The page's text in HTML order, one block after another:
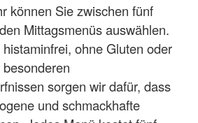
können Sie zwischen fünf
Mittagsmenüs auswählen.
ohne Gluten oder
sorgen wir dafür, dass
und schmackhafte